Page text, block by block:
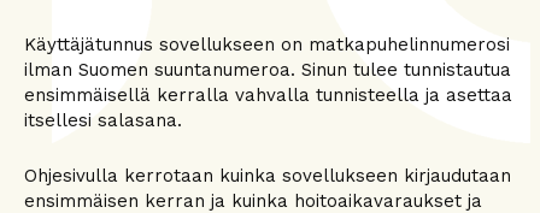
Käyttäjätunnus sovellukseen on matkapuhelinnumerosi
ilman Suomen suuntanumeroa. Sinun tulee tunnistautua
ensimmäisellä kerralla vahvalla tunnisteella ja asettaa
itsellesi salasana.
Ohjesivulla kerrotaan kuinka sovellukseen kirjaudutaan
ensimmäisen kerran ja kuinka hoitoaikavaraukset ja